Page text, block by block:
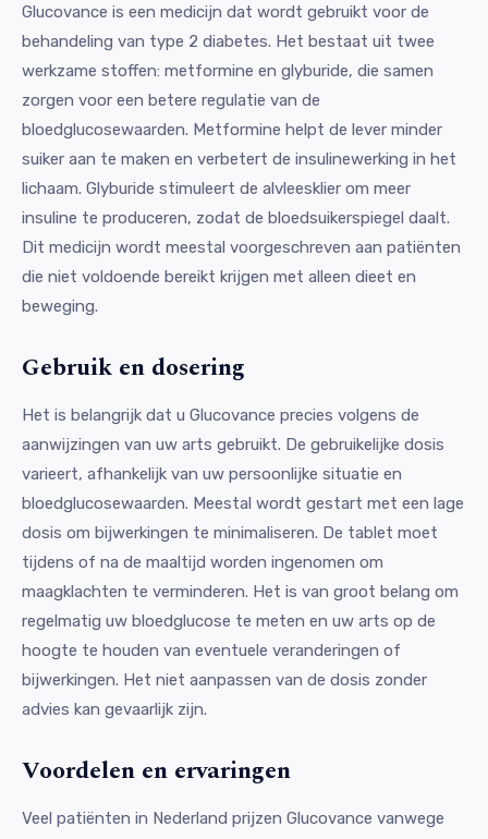
Glucovance is een medicijn dat wordt gebruikt voor de
behandeling van type 2 diabetes. Het bestaat uit twee
werkzame stoffen: metformine en glyburide, die samen
zorgen voor een betere regulatie van de
bloedglucosewaarden. Metformine helpt de lever minder
suiker aan te maken en verbetert de insulinewerking in het
lichaam. Glyburide stimuleert de alvleesklier om meer
insuline te produceren, zodat de bloedsuikerspiegel daalt.
Dit medicijn wordt meestal voorgeschreven aan patiënten
die niet voldoende bereikt krijgen met alleen dieet en
beweging.
Gebruik en dosering
Het is belangrijk dat u Glucovance precies volgens de
aanwijzingen van uw arts gebruikt. De gebruikelijke dosis
varieert, afhankelijk van uw persoonlijke situatie en
bloedglucosewaarden. Meestal wordt gestart met een lage
dosis om bijwerkingen te minimaliseren. De tablet moet
tijdens of na de maaltijd worden ingenomen om
maagklachten te verminderen. Het is van groot belang om
regelmatig uw bloedglucose te meten en uw arts op de
hoogte te houden van eventuele veranderingen of
bijwerkingen. Het niet aanpassen van de dosis zonder
advies kan gevaarlijk zijn.
Voordelen en ervaringen
Veel patiënten in Nederland prijzen Glucovance vanwege